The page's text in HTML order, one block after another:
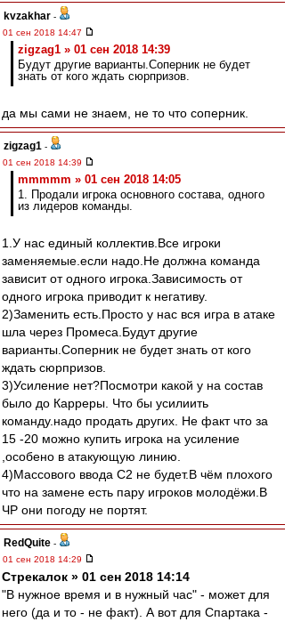
kvzakhar -
01 сен 2018 14:47
zigzag1 » 01 сен 2018 14:39
Будут другие варианты.Соперник не будет
знать от кого ждать сюрпризов.
да мы сами не знаем, не то что соперник.
zigzag1 -
01 сен 2018 14:39
mmmmm » 01 сен 2018 14:05
1. Продали игрока основного состава, одного
из лидеров команды.
1.У нас единый коллектив.Все игроки
заменяемые.если надо.Не должна команда
зависит от одного игрока.Зависимость от
одного игрока приводит к негативу.
2)Заменить есть.Просто у нас вся игра в атаке
шла через Промеса.Будут другие
варианты.Соперник не будет знать от кого
ждать сюрпризов.
3)Усиление нет?Посмотри какой у на состав
было до Карреры. Что бы усилиить
команду.надо продать других. Не факт что за
15 -20 можно купить игрока на усиление
,особено в атакующую линию.
4)Массового ввода С2 не будет.В чём плохого
что на замене есть пару игроков молодёжи.В
ЧР они погоду не портят.
RedQuite -
01 сен 2018 14:29
Стрекалок » 01 сен 2018 14:14
"В нужное время и в нужный час" - может для
него (да и то - не факт). А вот для Спартака -